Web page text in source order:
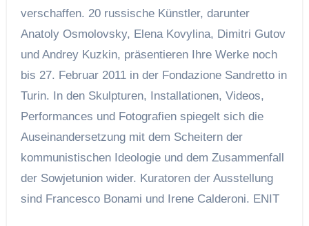
verschaffen. 20 russische Künstler, darunter
Anatoly Osmolovsky, Elena Kovylina, Dimitri Gutov
und Andrey Kuzkin, präsentieren Ihre Werke noch
bis 27. Februar 2011 in der Fondazione Sandretto in
Turin. In den Skulpturen, Installationen, Videos,
Performances und Fotografien spiegelt sich die
Auseinandersetzung mit dem Scheitern der
kommunistischen Ideologie und dem Zusammenfall
der Sowjetunion wider. Kuratoren der Ausstellung
sind Francesco Bonami und Irene Calderoni. ENIT